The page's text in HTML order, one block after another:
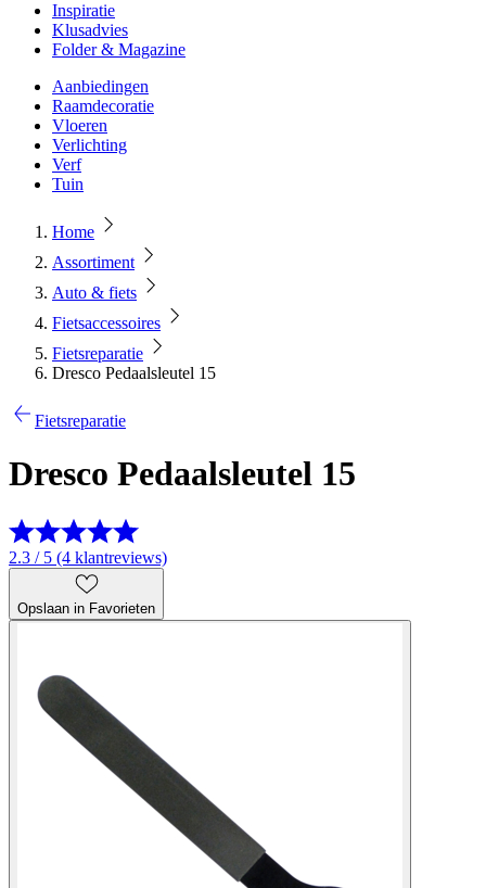
Inspiratie
Klusadvies
Folder & Magazine
Aanbiedingen
Raamdecoratie
Vloeren
Verlichting
Verf
Tuin
Home
Assortiment
Auto & fiets
Fietsaccessoires
Fietsreparatie
Dresco Pedaalsleutel 15
Fietsreparatie
Dresco Pedaalsleutel 15
2.3 / 5 (4 klantreviews)
Opslaan in Favorieten